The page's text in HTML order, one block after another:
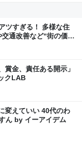
ツすぎる！ 多様な住
通改善など“街の価値
金、責任ある開示」
クLAB
変えていい 40代のわ
ん by イーアイデム